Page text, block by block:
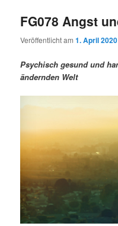
r
m
ä
r
n
I
e
u
n
d
r
e
t
a
s
n
a
v
g
a
t
i
o
n
FG078 Angst
Veröffentlicht am1. April 2020
Psychisch gesund und
ändernden Welt